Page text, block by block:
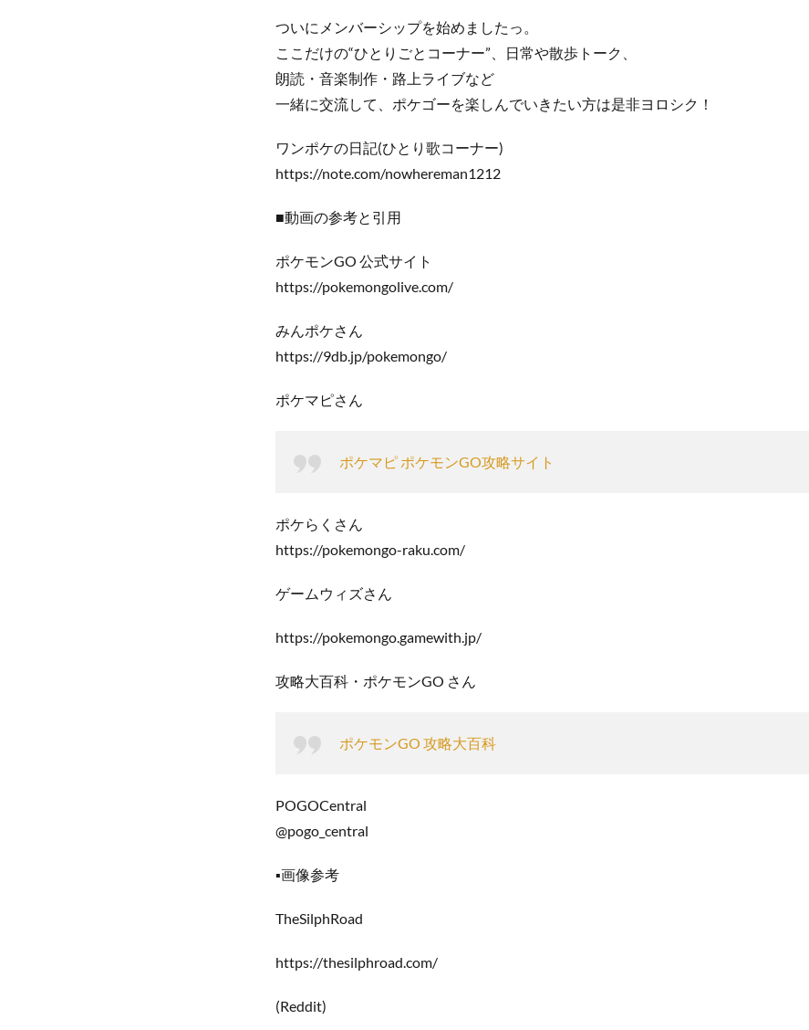
ついにメンバーシップを始めましたっ。
ここだけの“ひとりごとコーナー”、日常や散歩トーク、
朗読・音楽制作・路上ライブなど
一緒に交流して、ポケゴーを楽しんでいきたい方は是非ヨロシク！
ワンポケの日記(ひとり歌コーナー)
https://note.com/nowhereman1212
■動画の参考と引用
ポケモンGO 公式サイト
https://pokemongolive.com/
みんポケさん
https://9db.jp/pokemongo/
ポケマピさん
ポケマピ ポケモンGO攻略サイト
ポケらくさん
https://pokemongo-raku.com/
ゲームウィズさん
https://pokemongo.gamewith.jp/
攻略大百科・ポケモンGO さん
ポケモンGO 攻略大百科
POGOCentral
@pogo_central
▪️画像参考
TheSilphRoad
https://thesilphroad.com/
(Reddit)